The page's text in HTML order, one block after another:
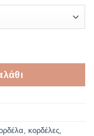
, κορδέλες,